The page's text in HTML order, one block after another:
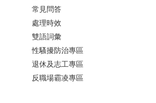
常見問答
處理時效
雙語詞彙
性騷擾防治專區
退休及志工專區
反職場霸凌專區